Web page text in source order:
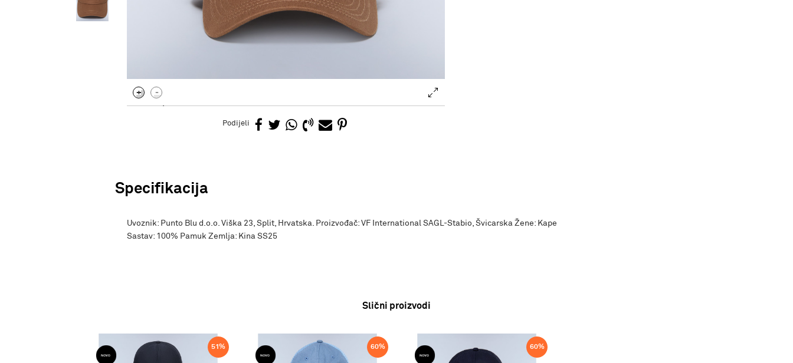
.
Podijeli
Specifikacija
Uvoznik: Punto Blu d.o.o. Viška 23, Split, Hrvatska. Proizvođač: VF International SAGL-Stabio, Švicarska Žene: Kape
Sastav: 100% Pamuk Zemlja: Kina SS25
Slični proizvodi
51% 60% 60%